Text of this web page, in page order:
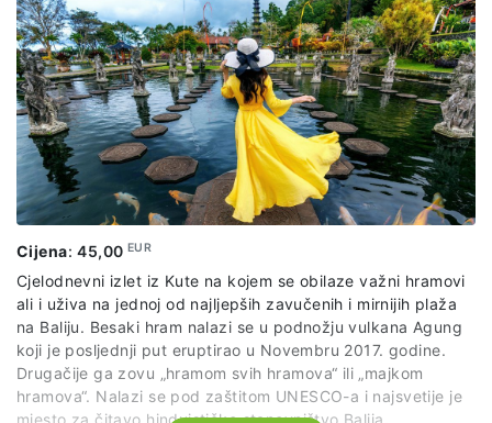
Cijena izleta obuhvata:
organizovan prevoz po predviđenom itinereru
sve ulaznice za navedene lokalitete
stručni lokalni vodič na engleskom jeziku
Cijena:45,00 EUR
Cjelodnevni izlet iz Kute na kojem se obilaze važni hramovi
ali i uživa na jednoj od najljepših zavučenih i mirnijih plaža
na Baliju. Besaki hram nalazi se u podnožju vulkana Agung
koji je posljednji put eruptirao u Novembru 2017. godine.
Drugačije ga zovu „hramom svih hramova“ ili „majkom
hramova“. Nalazi se pod zaštitom UNESCO-a i najsvetije je